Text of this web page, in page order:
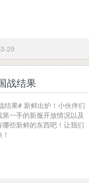
29
战结果
结果# 新鲜出炉！小伙伴们
一手的新服开放情况以及
些新鲜的东西吧！让我们